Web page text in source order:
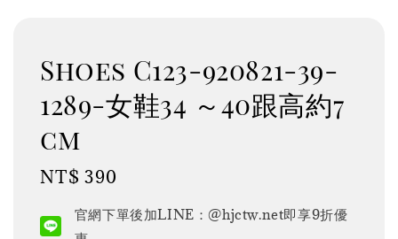
Shoes C123-920821-39-
1289-女鞋34 ～40跟高約7
cm
Regular
NT$ 390
官網下單後加LINE：@hjctw.net即享9折優